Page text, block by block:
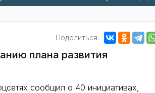
Поделиться:
плана развития
сообщил о 40 инициативах,